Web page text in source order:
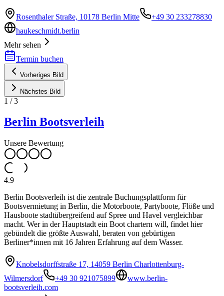
Rosenthaler Straße, 10178 Berlin Mitte
+49 30 233278830
haukeschmidt.berlin
Mehr sehen
Termin buchen
Vorheriges Bild
Nächstes Bild
1 /3
Berlin Bootsverleih
Unsere Bewertung
4.9
Berlin Bootsverleih ist die zentrale Buchungsplattform für
Bootsvermietung in Berlin, die Motorboote, Partyboote, Flöße und
Hausboote stadtübergreifend auf Spree und Havel vergleichbar
macht. Wer in der Hauptstadt ein Boot chartern will, findet hier
gebündelt die größte Auswahl, beraten von gebürtigen
Berliner*innen mit 16 Jahren Erfahrung auf dem Wasser.
Knobelsdorffstraße 17, 14059 Berlin Charlottenburg-
Wilmersdorf
+49 30 921075899
www.berlin-
bootsverleih.com